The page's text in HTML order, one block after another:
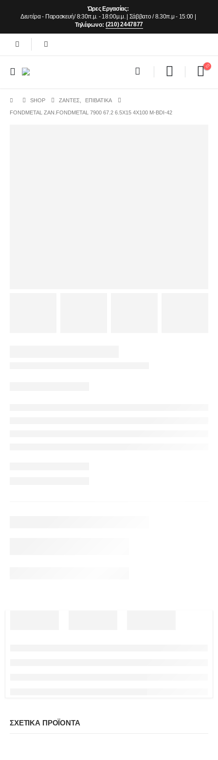
Ώρες Εργασίας:
Δευτέρα - Παρασκευή/ 8:30π.μ. - 18:00μ.μ. | Σάββατο / 8.30π.μ - 15:00 |
Τηλέφωνο: (210) 2447877
SHOP ΖΆΝΤΕΣ ΕΠΙΒΑΤΙΚΑ
FONDMETAL ZAN.FONDMETAL 7900 67.2 6.5X15 4X100 M-BDI-42
ΣΧΕΤΙΚΆ ΠΡΟΪΌΝΤΑ